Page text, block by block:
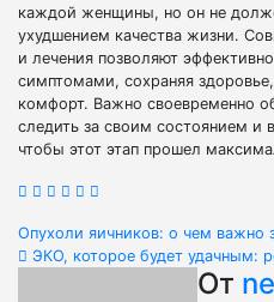
каждой женщины, но он не
ухудшением качества жизни.
и лечения позволяют
симптомами, сохраняя
комфорт. Важно своевременно
следить за своим состоянием и
чтобы этот этап прошел
Навигация
Опухоли яичников: о чем важно
ЭКО, которое будет удачным:
От